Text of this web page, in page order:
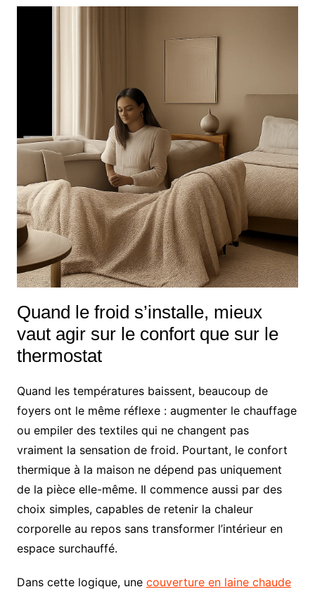
Quand le froid s’installe, mieux
vaut agir sur le confort que sur le
thermostat
Quand les températures baissent, beaucoup de
foyers ont le même réflexe : augmenter le chauffage
ou empiler des textiles qui ne changent pas
vraiment la sensation de froid. Pourtant, le confort
thermique à la maison ne dépend pas uniquement
de la pièce elle-même. Il commence aussi par des
choix simples, capables de retenir la chaleur
corporelle au repos sans transformer l’intérieur en
espace surchauffé.
Dans cette logique, une couverture en laine chaude